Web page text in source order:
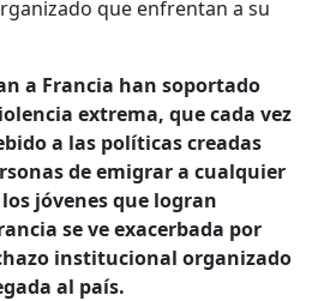
que enfrentan a su
a Francia han soportado
extrema, que cada vez
a las políticas creadas
de emigrar a cualquier
jóvenes que logran
se ve exacerbada por
institucional organizado
al país.